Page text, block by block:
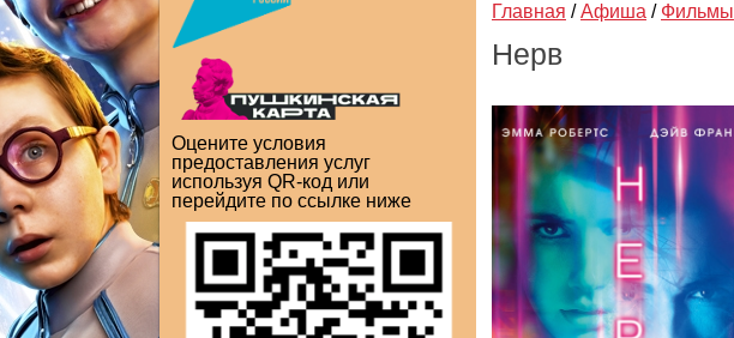
Оцените условия
предоставления услуг
используя QR-код или
перейдите по ссылке ниже
Главная / Афиша / Фильмы
Нерв